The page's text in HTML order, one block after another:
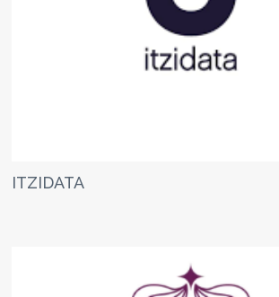
ITZIDATA